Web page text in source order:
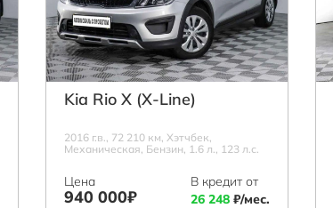
Kia Rio X (X-Line)
2016 г.в., 72 210 км, Хэтчбек,
Механическая, Бензин, 1.6 л., 123 л.с.
Цена
940 000₽
В кредит от
26 248 ₽/мес.